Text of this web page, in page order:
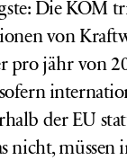
Die KOM
von
pro jähr von
der EU
müssen